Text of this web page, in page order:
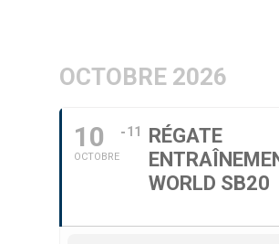
OCTOBRE 2026
10
OCTOBRE
11
RÉGATE
WORLD SB20